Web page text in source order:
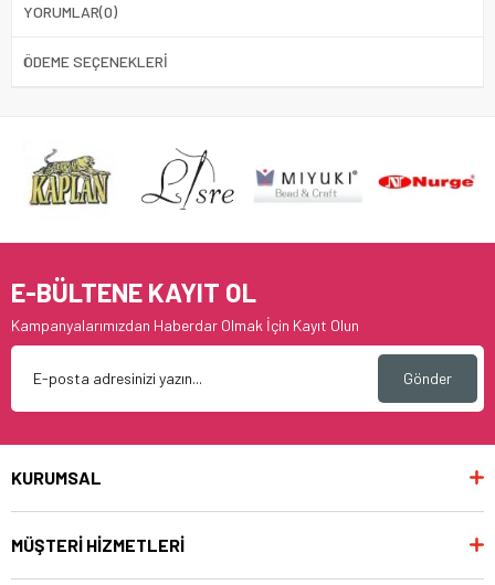
YORUMLAR(0)
ÖDEME SEÇENEKLERI
E-BÜLTENE KAYIT OL
Kampanyalarımızdan Haberdar Olmak İçin Kayıt Olun
Gönder
KURUMSAL
MÜŞTERİ HİZMETLERİ